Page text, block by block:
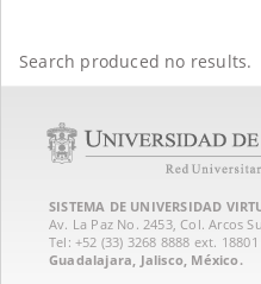
Search produced no results.
SISTEMA DE UNIVERSIDAD
Av. La Paz No. 2453, Col. Arcos
Tel: +52 (33) 3268 8888‏ ext. 18801
Guadalajara, Jalisco, México.